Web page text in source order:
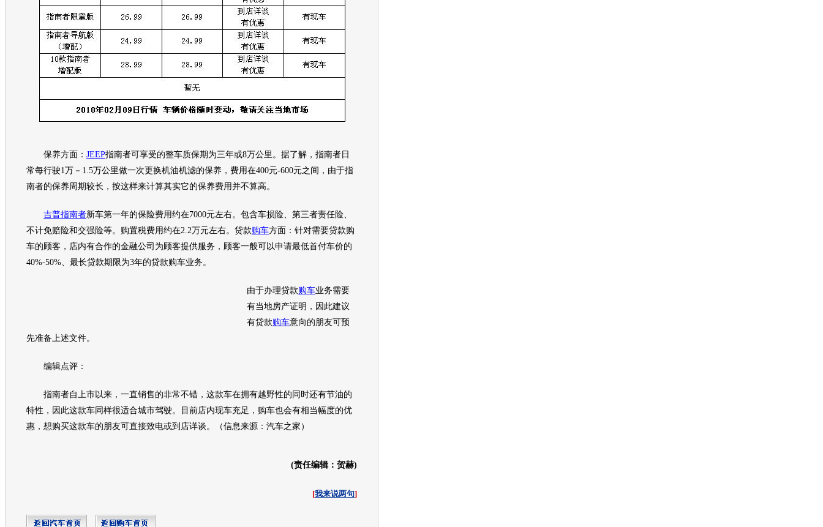
保养方面： JEEP指南者可享受的整车质保期为三年或8万公里。据了解， 指南者 日
常每行驶1万－1.5万公里做一次更换机油机滤的保养，费用在400元-600元之间，由于指
南者的保养周期较长，按这样来计算其实它的保养费用并不算高。
吉普指南者新车第一年的保险费用约在7000元左右。包含车损险、第三者责任险、
不计免赔险和交强险等。购置税费用约在2.2万元左右。贷款购车方面：针对需要贷款购
车的顾客，店内有合作的金融公司为顾客提供服务，顾客一般可以申请最低首付车价的
40%-50%、最长贷款期限为3年的贷款购车业务。
由于办理贷款购车业务需要
有当地房产证明，因此建议
有贷款购车意向的朋友可预
先准备上述文件。
编辑点评：
指南者自上市以来，一直销售的非常不错，这款车在拥有越野性的同时还有节油的
特性，因此这款车同样很适合城市驾驶。目前店内现车充足， 购车也会有相当幅度的优
惠，想购买这款车的朋友可直接致电或到店详谈。（信息来源：汽车之家）
(责任编辑：贺赫)
[我来说两句]